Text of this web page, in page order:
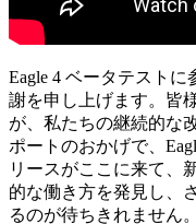
Eagle 4 ベータテスト
謝を申し上げます。皆
が、私たちの継続的な
ポートのおかげで、
リースがここに来て、
的な働き方を発見し、
るのが待ちきれません。